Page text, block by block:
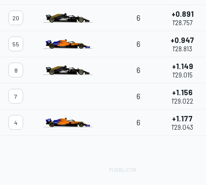
20 6 +0.891
1'28.757
55 6 +0.947
1'28.813
8 6 +1.149
1'29.015
7 6 +1.156
1'29.022
4 6 +1.177
1'29.043